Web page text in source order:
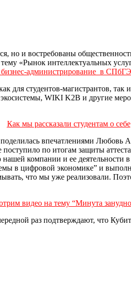
но и востребованы
«Рынок интеллектуальных
администрирование в
для студентов-магистрантов, так
WIKI K2B и другие
Как мы рассказали студентам о себе
впечатлениями
поступило по итогам защиты
компании и ее
в цифровой экономике” и
что мы уже реализовали.
видео на тему “Минута
раз подтверждают, что